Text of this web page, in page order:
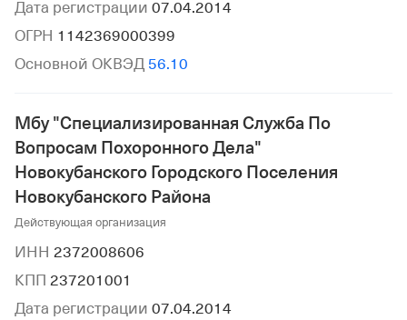
Дата регистрации 07.04.2014
ОГРН 1142369000399
Основной ОКВЭД 56.10
Мбу "Специализированная Служба По
Вопросам Похоронного Дела"
Новокубанского Городского Поселения
Новокубанского Района
Действующая организация
ИНН 2372008606
КПП 237201001
Дата регистрации 07.04.2014